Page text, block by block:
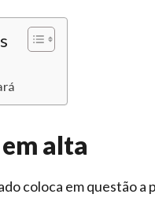
alta
coloca em questão